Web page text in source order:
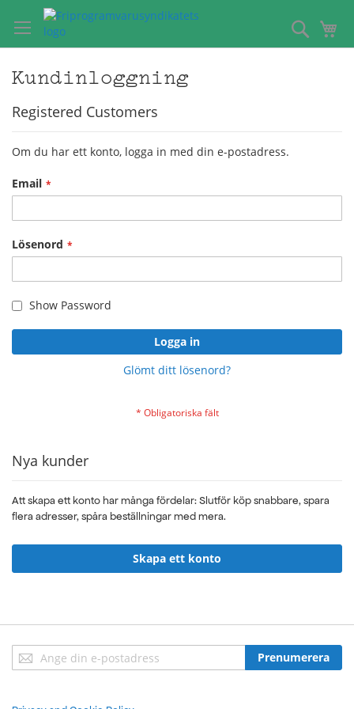
Hoppa
till
innehållet
Sök
Kundinloggning
Registered Customers
Om du har ett konto, logga in med din e-postadress.
Email
Lösenord
Show Password
Logga in
Glömt ditt lösenord?
Nya kunder
Att skapa ett konto har många fördelar: Slutför köp snabbare, spara
flera adresser, spåra beställningar med mera.
Skapa ett konto
Sign
Up
Prenumerera